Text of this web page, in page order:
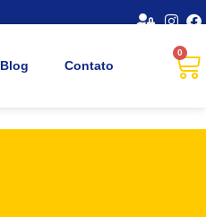
Blog Contato
0